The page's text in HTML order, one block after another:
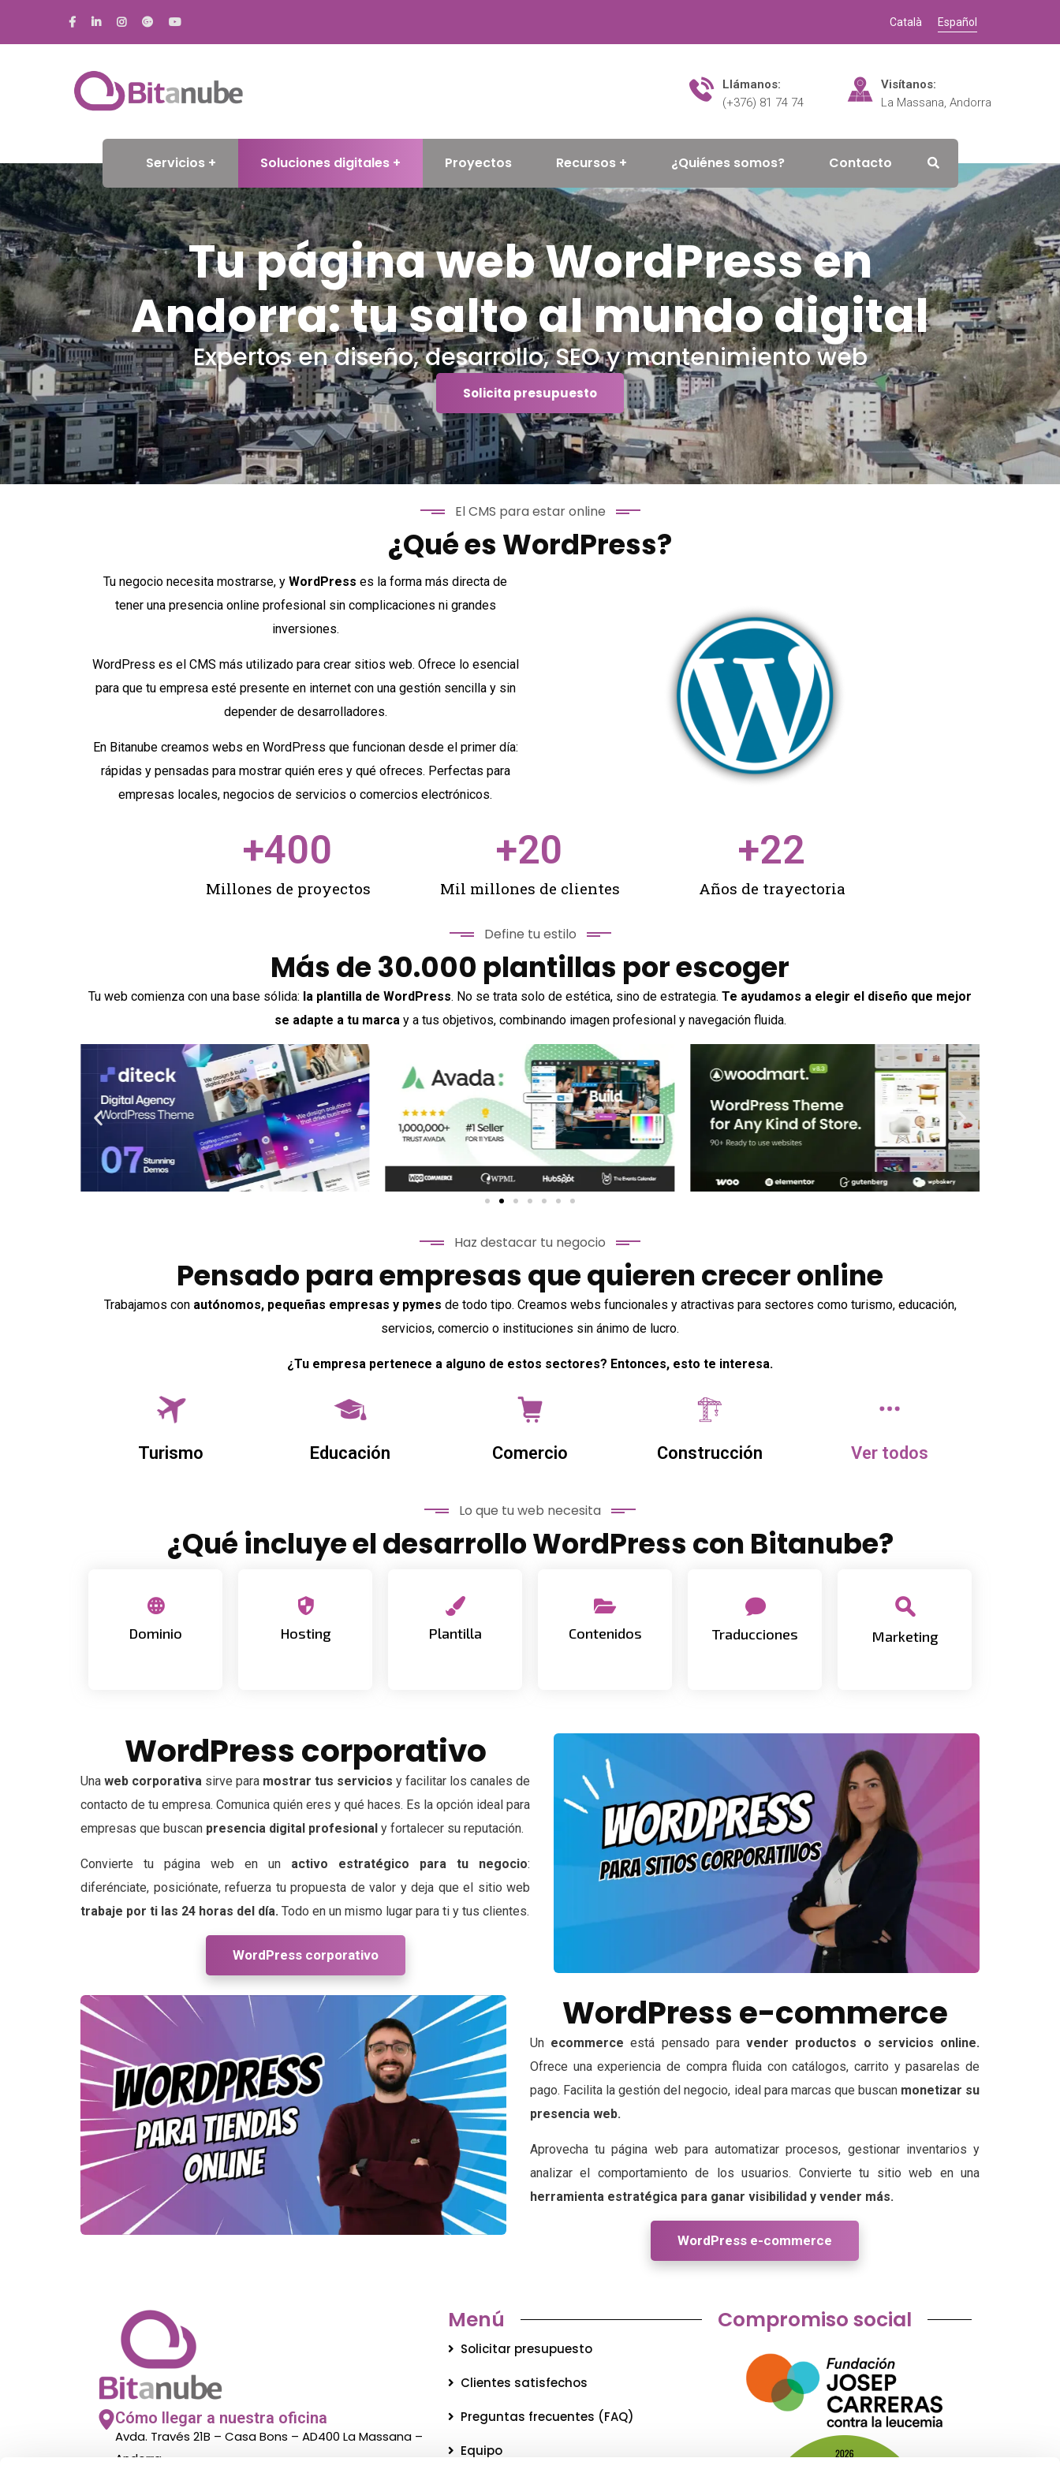
Català Español
Llámanos:
(+376) 81 74 74
Visítanos:
La Massana, Andorra
Servicios Soluciones digitales Proyectos Recursos ¿Quiénes somos? Contacto
Tu página web WordPress en
Andorra: tu salto al mundo digital
Expertos en diseño, desarrollo, SEO y mantenimiento web
Solicita presupuesto
El CMS para estar online
¿Qué es WordPress?
Tu negocio necesita mostrarse, y WordPress es la forma más directa de
tener una presencia online profesional sin complicaciones ni grandes
inversiones.
WordPress es el CMS más utilizado para crear sitios web. Ofrece lo esencial
para que tu empresa esté presente en internet con una gestión sencilla y sin
depender de desarrolladores.
En Bitanube creamos webs en WordPress que funcionan desde el primer día:
rápidas y pensadas para mostrar quién eres y qué ofreces. Perfectas para
empresas locales, negocios de servicios o comercios electrónicos.
+400
Millones de proyectos
+20
Mil millones de clientes
+22
Años de trayectoria
Define tu estilo
Más de 30.000 plantillas por escoger
Tu web comienza con una base sólida: la plantilla de WordPress. No se trata solo de estética, sino de estrategia. Te ayudamos a elegir el diseño que mejor
se adapte a tu marcay a tus objetivos, combinando imagen profesional y navegación fluida.
Haz destacar tu negocio
Pensado para empresas que quieren crecer online
Trabajamos con autónomos, pequeñas empresas y pymes de todo tipo. Creamos webs funcionales y atractivas para sectores como turismo, educación,
servicios, comercio o instituciones sin ánimo de lucro.
¿Tu empresa pertenece a alguno de estos sectores? Entonces, esto te interesa.
Turismo Educación Comercio Construcción Ver todos
Lo que tu web necesita
¿Qué incluye el desarrollo WordPress con Bitanube?
Dominio
Elección y
contratación del Hosting
Hosting y
configuración inicial Plantilla
instalación de la
plantilla a Contenidos
Subida y gestión
de textos e Traducciones
Site multilingüe y
adaptado a Marketing
Marketing y
optimización SEO
WordPress corporativo
Una web corporativa sirve para mostrar tus servicios y facilitar los canales de
contacto de tu empresa. Comunica quién eres y qué haces. Es la opción ideal para
empresas que buscan presencia digital profesional y fortalecer su reputación.
Convierte tu página web en un activo estratégico para tu negocio:
diferénciate, posiciónate, refuerza tu propuesta de valor y deja que el sitio web
trabaje por ti las 24 horas del día. Todo en un mismo lugar para ti y tus clientes.
WordPress corporativo
WordPress e-commerce
Un ecommerce está pensado paravender productos o servicios online.
Ofrece una experiencia de compra fluida con catálogos, carrito y pasarelas de
pago. Facilita la gestión del negocio, ideal para marcas que buscan monetizar su
presencia web.
Aprovecha tu página web para automatizar procesos, gestionar inventarios y
analizar el comportamiento de los usuarios. Convierte tu sitio web en una
herramienta estratégica para ganar visibilidad y vender más.
WordPress e-commerce
Cómo llegar a nuestra oficina
Avda. Través 21B – Casa Bons – AD400 La Massana –
Andorra
Menú
Solicitar presupuesto
Clientes satisfechos
Preguntas frecuentes (FAQ)
Equipo
Compromiso social